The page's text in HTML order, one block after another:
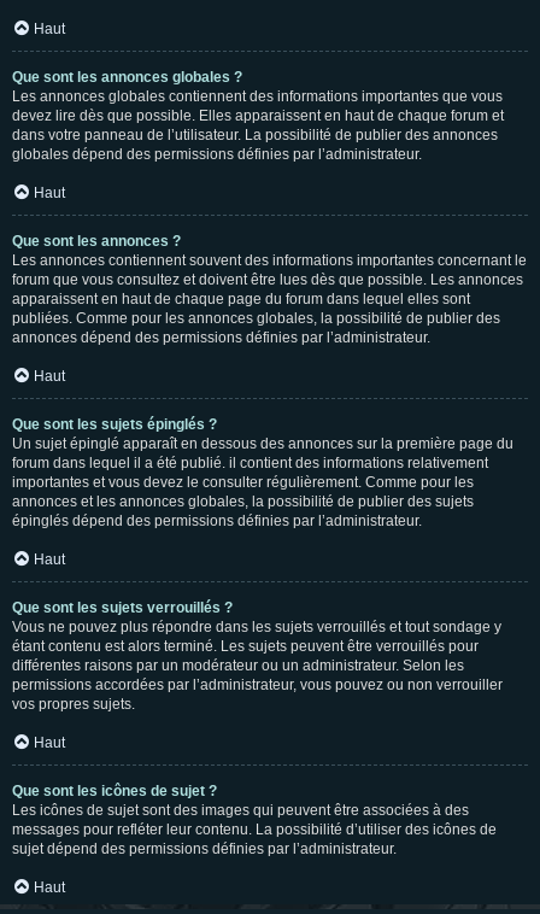
Haut
Que sont les annonces globales ?
Les annonces globales contiennent des informations importantes que vous
devez lire dès que possible. Elles apparaissent en haut de chaque forum et
dans votre panneau de l’utilisateur. La possibilité de publier des annonces
globales dépend des permissions définies par l’administrateur.
Haut
Que sont les annonces ?
Les annonces contiennent souvent des informations importantes concernant le
forum que vous consultez et doivent être lues dès que possible. Les annonces
apparaissent en haut de chaque page du forum dans lequel elles sont
publiées. Comme pour les annonces globales, la possibilité de publier des
annonces dépend des permissions définies par l’administrateur.
Haut
Que sont les sujets épinglés ?
Un sujet épinglé apparaît en dessous des annonces sur la première page du
forum dans lequel il a été publié. il contient des informations relativement
importantes et vous devez le consulter régulièrement. Comme pour les
annonces et les annonces globales, la possibilité de publier des sujets
épinglés dépend des permissions définies par l’administrateur.
Haut
Que sont les sujets verrouillés ?
Vous ne pouvez plus répondre dans les sujets verrouillés et tout sondage y
étant contenu est alors terminé. Les sujets peuvent être verrouillés pour
différentes raisons par un modérateur ou un administrateur. Selon les
permissions accordées par l’administrateur, vous pouvez ou non verrouiller
vos propres sujets.
Haut
Que sont les icônes de sujet ?
Les icônes de sujet sont des images qui peuvent être associées à des
messages pour refléter leur contenu. La possibilité d’utiliser des icônes de
sujet dépend des permissions définies par l’administrateur.
Haut